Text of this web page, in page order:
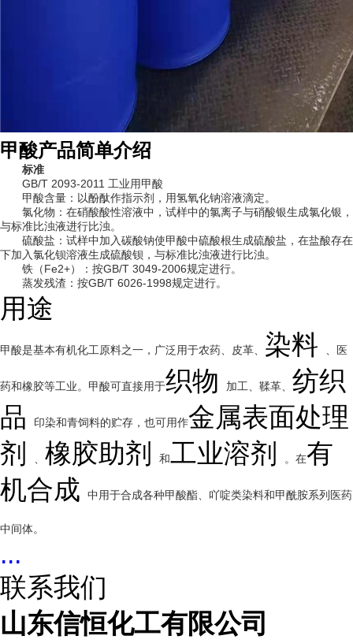
甲酸产品简单介绍
标准
GB/T 2093-2011 工业用甲酸
甲酸含量：以酚酞作指示剂，用氢氧化钠溶液滴定。
氯化物：在硝酸酸性溶液中，试样中的氯离子与硝酸银生成氯化银，
与标准比浊液进行比浊。
硫酸盐：试样中加入碳酸钠使甲酸中硫酸根生成硫酸盐，在盐酸存在
下加入氯化钡溶液生成硫酸钡，与标准比浊液进行比浊。
铁（Fe2+）：按GB/T 3049-2006规定进行。
蒸发残渣：按GB/T 6026-1998规定进行。
用途
甲酸是基本有机化工原料之一，广泛用于农药、皮革、 染料 、医
药和橡胶等工业。甲酸可直接用于织物 加工、鞣革、 纺织
品
印染和青饲料的贮存，也可用作金属表面处理
剂
橡胶助剂 和工业溶剂 。在有
机合成
中用于合成各种甲酸酯、吖啶类染料和甲酰胺系列医药
中间体。
...
联系我们
山东信恒化工有限公司